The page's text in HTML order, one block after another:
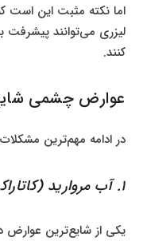
اما نکته مثبت این است
لیزری می‌توانند پیشرفت
کنند.
عوارض چشمی شایع
در ادامه مهم‌ترین
۱. آب مروارید (کاتاراکت)
یکی از شایع‌ترین عوارض در